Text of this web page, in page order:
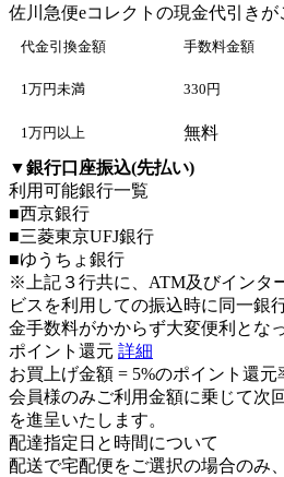
佐川急便eコレクト の現金代引きが
代金引換金額 手数料金額
1万円未満 330円
1万円以上
無料
▼銀行口座振込(先払い)
利用可能銀行一覧
■西京銀行
■三菱東京UFJ銀行
■ゆうちょ銀行
※上記３行共に、ATM及びインタ
ビスを利用しての振込時に同一銀
金手数料がかからず大変便利とな
ポイント還元 詳細
お買上げ金額 = 5%のポイント還元
会員様のみご利用金額に乗じて次
を進呈いたします。
配達指定日と時間について
配送で宅配便をご選択の場合のみ